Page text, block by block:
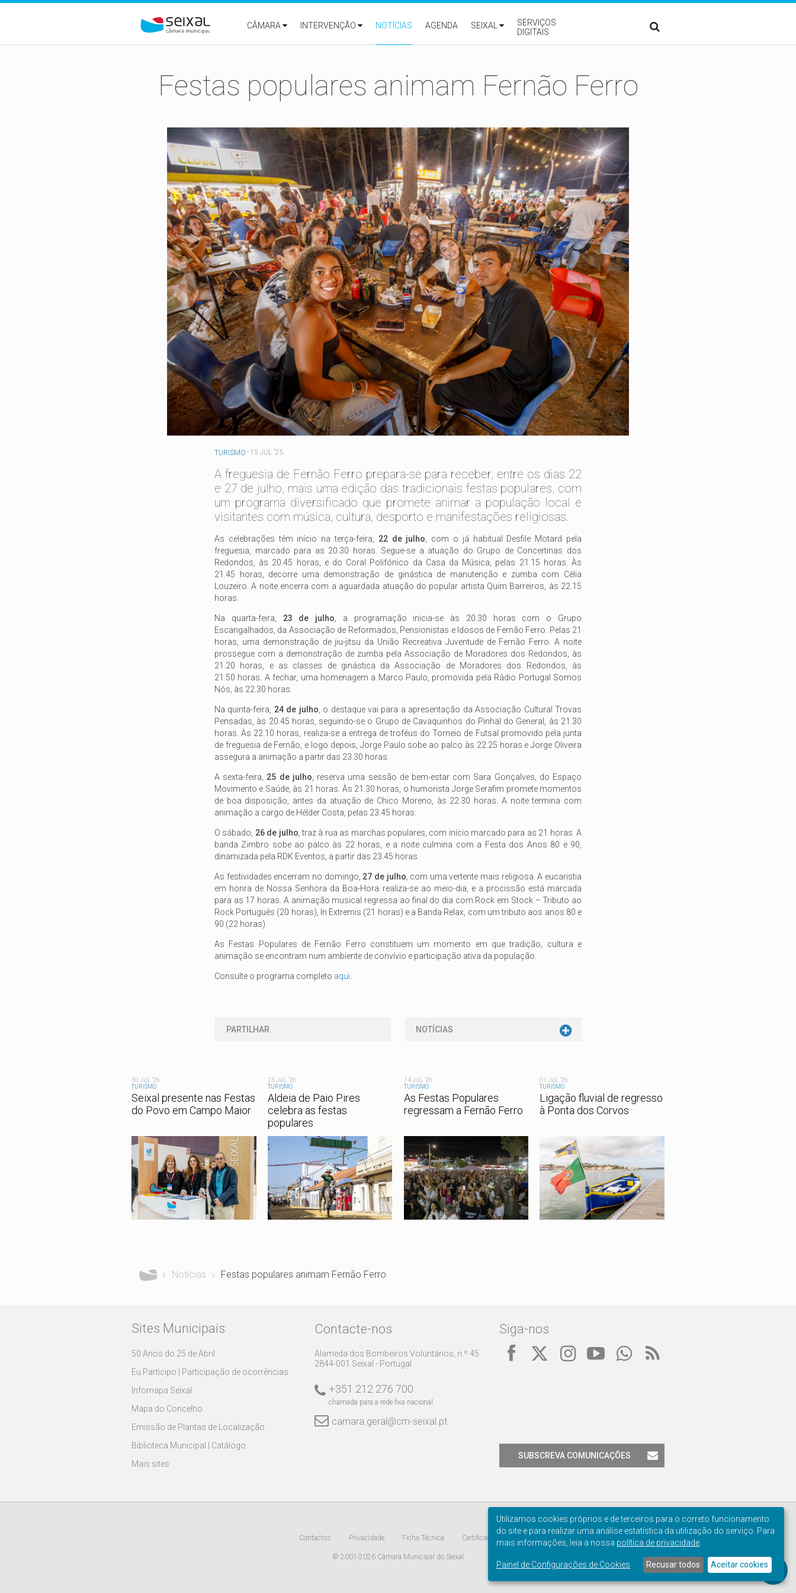
CÂMARA
INTERVENÇÃO NOTÍCIAS AGENDA SEIXAL
SERVIÇOS
DIGITAIS
Festas populares animam Fernão Ferro
TURISMO - 15 JUL '25
A freguesia de Fernão Ferro prepara-se para receber, entre os dias 22
e 27 de julho, mais uma edição das tradicionais festas populares, com
um programa diversificado que promete animar a população local e
visitantes com música, cultura, desporto e manifestações religiosas.
As celebrações têm início na terça-feira, 22 de julho , com o já habitual Desfile Motard pela
freguesia, marcado para as 20.30 horas. Segue-se a atuação do Grupo de Concertinas dos
Redondos, às 20.45 horas, e do Coral Polifónico da Casa da Música, pelas 21.15 horas. Às
21.45 horas, decorre uma demonstração de ginástica de manutenção e zumba com Célia
Louzeiro. A noite encerra com a aguardada atuação do popular artista Quim Barreiros, às 22.15
horas.
Na quarta-feira, 23 de julho , a programação inicia-se às 20.30 horas com o Grupo
Escangalhados, da Associação de Reformados, Pensionistas e Idosos de Fernão Ferro. Pelas 21
horas, uma demonstração de jiu-jitsu da União Recreativa Juventude de Fernão Ferro. A noite
prossegue com a demonstração de zumba pela Associação de Moradores dos Redondos, às
21.20 horas, e as classes de ginástica da Associação de Moradores dos Redondos, às
21.50 horas. A fechar, uma homenagem a Marco Paulo, promovida pela Rádio Portugal Somos
Nós, às 22.30 horas.
Na quinta-feira, 24 de julho , o destaque vai para a apresentação da Associação Cultural Trovas
Pensadas, às 20.45 horas, seguindo-se o Grupo de Cavaquinhos do Pinhal do General, às 21.30
horas. Às 22.10 horas, realiza-se a entrega de troféus do Torneio de Futsal promovido pela junta
de freguesia de Fernão, e logo depois, Jorge Paulo sobe ao palco às 22.25 horas e Jorge Oliveira
assegura a animação a partir das 23.30 horas.
A sexta-feira, 25 de julho , reserva uma sessão de bem-estar com Sara Gonçalves, do Espaço
Movimento e Saúde, às 21 horas. Às 21.30 horas, o humorista Jorge Serafim promete momentos
de boa disposição, antes da atuação de Chico Moreno, às 22.30 horas. A noite termina com
animação a cargo de Hélder Costa, pelas 23.45 horas.
O sábado, 26 de julho , traz à rua as marchas populares, com início marcado para as 21 horas. A
banda Zimbro sobe ao palco às 22 horas, e a noite culmina com a Festa dos Anos 80 e 90,
dinamizada pela RDK Eventos, a partir das 23.45 horas.
As festividades encerram no domingo, 27 de julho , com uma vertente mais religiosa. A eucaristia
em honra de Nossa Senhora da Boa-Hora realiza-se ao meio-dia, e a procissão está marcada
para as 17 horas. A animação musical regressa ao final do dia com Rock em Stock – Tributo ao
Rock Português (20 horas), In Extremis (21 horas) e a Banda Relax, com um tributo aos anos 80 e
90 (22 horas).
As Festas Populares de Fernão Ferro constituem um momento em que tradição, cultura e
animação se encontram num ambiente de convívio e participação ativa da população.
Consulte o programa completo aqui
PARTILHAR NOTÍCIAS
30 JUL '26
TURISMO
Seixal presente nas Festas
do Povo em Campo Maior
23 JUL '26
TURISMO
Aldeia de Paio Pires
celebra as festas
populares
14 JUL '26
TURISMO
As Festas Populares
regressam a Fernão Ferro
01 JUL '26
TURISMO
Ligação fluvial de regresso
à Ponta dos Corvos
Notícias Festas populares animam Fernão Ferro
Sites Municipais
50 Anos do 25 de Abril
Eu Participo | Participação de ocorrências
Infomapa Seixal
Mapa do Concelho
Emissão de Plantas de Localização
Biblioteca Municipal | Catálogo
Mais sites
Contacte-nos
Alameda dos Bombeiros Voluntários, n.º 45
2844-001 Seixal - Portugal
+351 212 276 700
chamada para a rede fixa nacional
camara.geral@cm-seixal.pt
Siga-nos
SUBSCREVA COMUNICAÇÕES
Contactos Privacidade Ficha Técnica Certificação
© 2001-2026 Câmara Municipal do Seixal
Manage
cookie
consent
Utilizamos cookies próprios e de terceiros para o correto funcionamento
do site e para realizar uma análise estatística da utilização do serviço. Para
mais informações, leia a nossa política de privacidade
Painel de Configurações de Cookies Recusar todos Aceitar cookies